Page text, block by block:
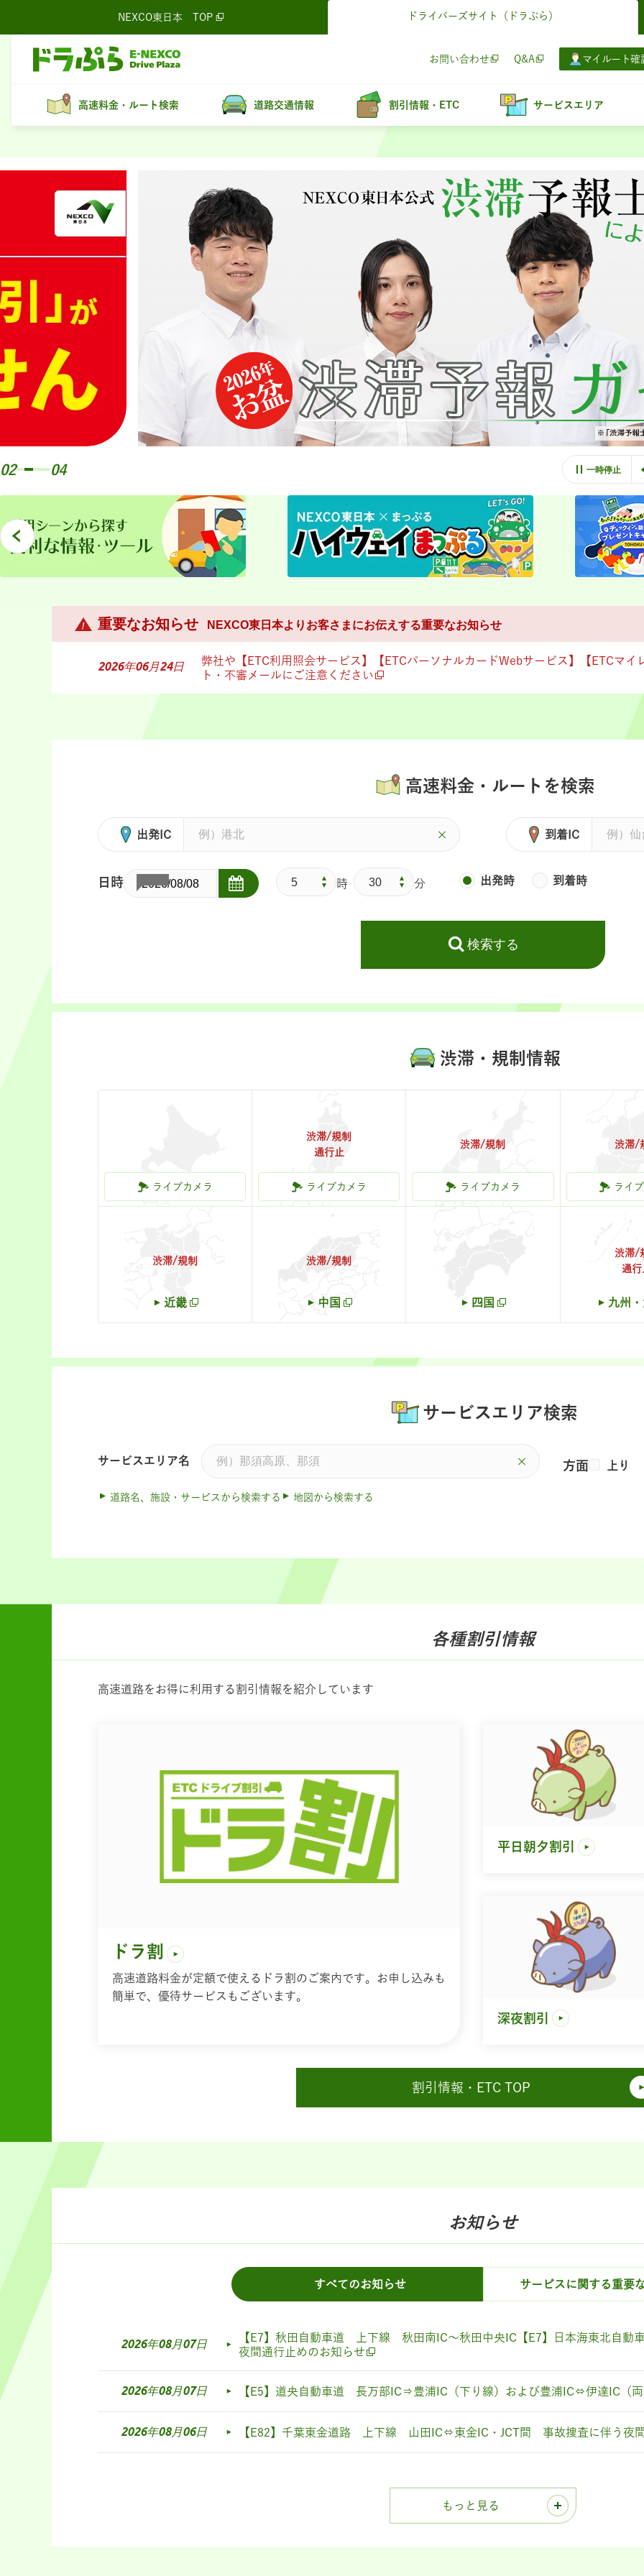
NEXCO東日本 TOP ドライバーズサイト （ドラぷら）
お問い合わせ Q&A マイルート確
高速料金・ルート検索 道路交通情報 割引情報・ETC サービスエリア
04
02 一時停止
重要なお知らせ NEXCO東日本よりお客さまにお伝えする重要なお知らせ
2026年06月24日
弊社や【ETC利用照会サービス】【ETCパーソナルカードWebサービス】【ETCマ
ト・不審メールにご注意ください
高速料金・ルートを検索
出発IC 到着IC
日時 時 分 出発時 到着時
検索する
渋滞・規制情報
北海道
ライブカメラ
渋滞/規制
通行止
東北
ライブカメラ
渋滞/規制
信越・北陸
ライブカメラ
渋滞/
関
ライ
渋滞/規制
近畿
渋滞/規制
中国 四国
渋滞/
通行
九州
サービスエリア検索
サービスエリア名
道路名、施設・サービスから検索する 地図から検索する
方面 上り
各種割引情報
高速道路をお得に利用する割引情報を紹介しています
ドラ割
高速道路料金が定額で使えるドラ割のご案内です。お申し込みも
簡単で、優待サービスもございます。
平日朝夕割引
深夜割引
割引情報・ETC TOP
お知らせ
すべてのお知らせ サービスに関する重要
2026年08月07日
【E7】秋田自動車道 上下線 秋田南IC～秋田中央IC【E7】日本海東北自
夜間通行止めのお知らせ
2026年08月07日 【E5】道央自動車道 長万部IC⇒豊浦IC（下り線）および豊浦IC⇔伊達IC（
2026年08月06日 【E82】千葉東金道路 上下線 山田IC⇔東金IC・JCT間 事故捜査に伴う夜
もっと見る